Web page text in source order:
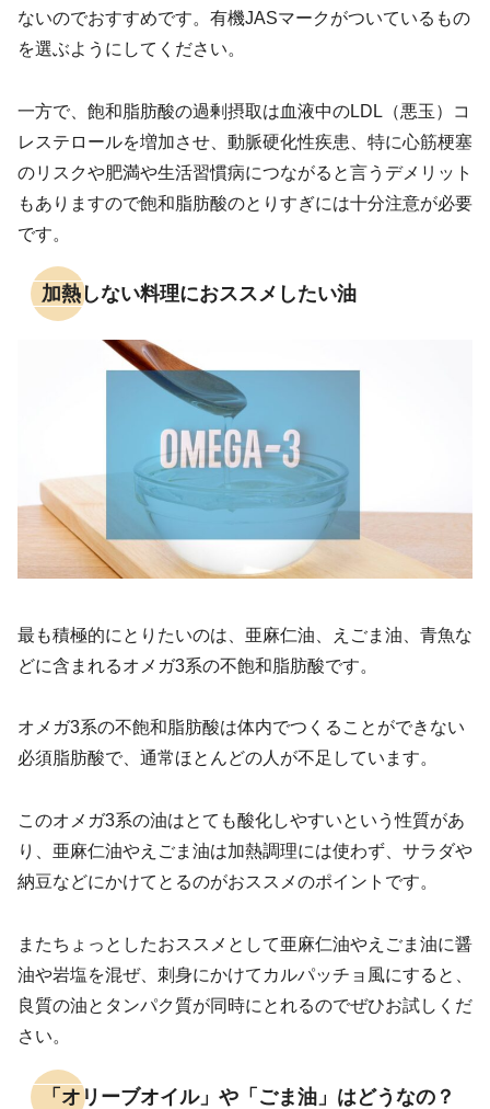
ないのでおすすめです。有機JASマークがついているもの
を選ぶようにしてください。
一方で、飽和脂肪酸の過剰摂取は血液中のLDL（悪玉）コ
レステロールを増加させ、動脈硬化性疾患、特に心筋梗塞
のリスクや肥満や生活習慣病につながると言うデメリット
もありますので飽和脂肪酸のとりすぎには十分注意が必要
です。
加熱しない料理におススメしたい油
最も積極的にとりたいのは、亜麻仁油、えごま油、青魚な
どに含まれるオメガ3系の不飽和脂肪酸です。
オメガ3系の不飽和脂肪酸は体内でつくることができない
必須脂肪酸で、通常ほとんどの人が不足しています。
このオメガ3系の油はとても酸化しやすいという性質があ
り、亜麻仁油やえごま油は加熱調理には使わず、サラダや
納豆などにかけてとるのがおススメのポイントです。
またちょっとしたおススメとして亜麻仁油やえごま油に醤
油や岩塩を混ぜ、刺身にかけてカルパッチョ風にすると、
良質の油とタンパク質が同時にとれるのでぜひお試しくだ
さい。
「オリーブオイル」や「ごま油」はどうなの？